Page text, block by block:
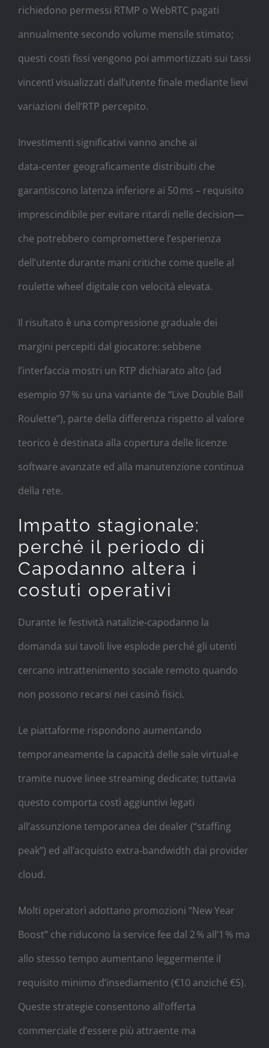
richiedono permessi RTMP o WebRTC pagati
annualmente secondo volume mensile stimato;
questi costi fissi vengono poi ammortizzati sui tassi
vincentI visualizzati dall’utente finale mediante lievi
variazioni dell’RTP percepito.
Investimenti significativi vanno anche ai
data‑center geograficamente distribuiti che
garantiscono latenza inferiore ai 50 ms – requisito
imprescindibile per evitare ritardi nelle decision­​​​​​​​​​​​​​​—
che potrebbero compromettere l’esperienza
dell’utente durante mani critiche come quelle al
roulette wheel digitale con velocità elevata.
Il risultato è una compressione graduale dei
margini percepiti dal giocatore: sebbene
l’interfaccia mostri un RTP dichiarato alto (ad
esempio 97 % su una variante de “Live Double Ball
Roulette”), parte della differenza rispetto al valore
teorico è destinata alla copertura delle licenze
software avanzate ed alla manutenzione continua
della rete.
Impatto stagionale:
perché il periodo di
Capodanno altera i
costuti operativi
Durante le festività natalizie‑capodanno la
domanda sui tavoli live esplode perché gli utenti
cercano intrattenimento sociale remoto quando
non possono recarsi nei casinò fisici.
Le piattaforme rispondono aumentando
temporaneamente la capacità delle sale virtual‑e
tramite nuove linee streaming dedicate; tuttavia
questo comporta costì aggiuntivi legati
all’assunzione temporanea dei dealer (“staffing
peak”) ed all’acquisto extra‑bandwidth dai provider
cloud.
Molti operator­​​ì adottano promozioni “New Year
Boost” che riducono la service fee dal 2 % all’1 % ma
allo stesso tempo aumentano leggermente il
requisito minimo d’insediamento (€10 anziché €5).
Queste strategie consentono all’offerta
commerciale d’essere più attraente ma